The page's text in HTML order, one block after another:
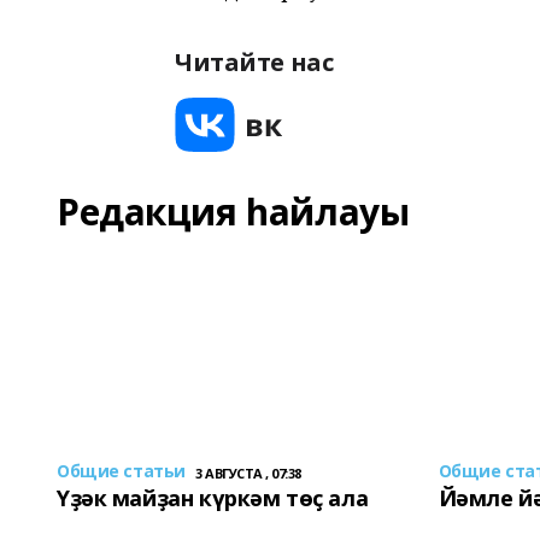
Читайте нас
Редакция һайлауы
Общие статьи 3 АВГУСТА , 07:38
Үҙәк майҙан күркәм төҫ ала
Общие
Йәмле